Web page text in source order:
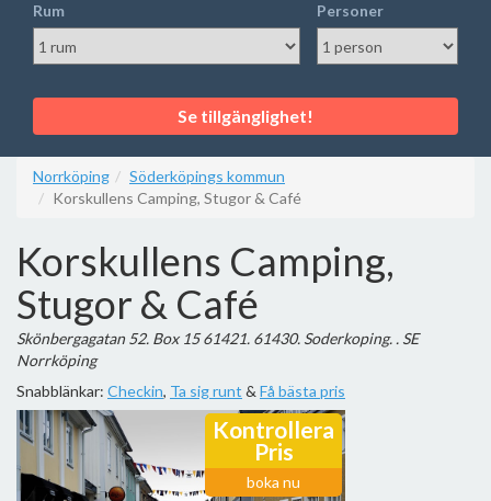
Rum Personer
Se tillgänglighet!
Norrköping
Söderköpings kommun
Korskullens Camping, Stugor & Café
Korskullens Camping,
Stugor & Café
Skönbergagatan 52. Box 15 61421. 61430. Soderkoping. . SE
Norrköping
Snabblänkar: Checkin, Ta sig runt & Få bästa pris
Kontrollera
Pris
boka nu